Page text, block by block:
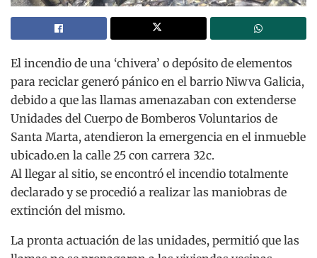
El incendio de una ‘chivera’ o depósito de elementos
para reciclar generó pánico en el barrio Niwva Galicia,
debido a que las llamas amenazaban con extenderse
Unidades del Cuerpo de Bomberos Voluntarios de
Santa Marta, atendieron la emergencia en el inmueble
ubicado.en la calle 25 con carrera 32c.
Al llegar al sitio, se encontró el incendio totalmente
declarado y se procedió a realizar las maniobras de
extinción del mismo.
La pronta actuación de las unidades, permitió que las